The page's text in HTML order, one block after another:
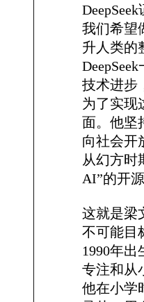
我们希望
升人类的
技术进步
为了实现
面。他坚
向社会开
从幻方时
AI”的开
这就是梁
不可能目
1990年
专注和从
他在小学